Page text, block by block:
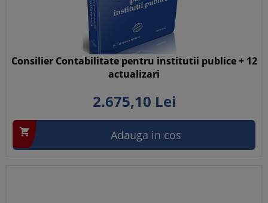
Consilier Contabilitate pentru institutii publice + 12
actualizari
2.675,10 Lei
 Adauga in cos